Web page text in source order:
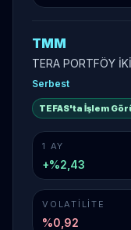
TMM
TERA PORTFÖY
Serbest
TEFAS'ta İşlem
1 AY
+%2,43
VOLATILITE
%0,92